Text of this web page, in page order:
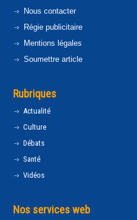
Nous contacter
Régie publicitaire
Mentions légales
Soumettre article
Rubriques
Actualité
Culture
Débats
Santé
Vidéos
Nos services web